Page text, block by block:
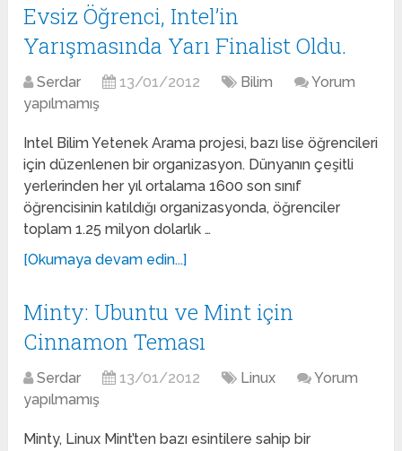
Evsiz Öğrenci, Intel’in
Yarışmasında Yarı Finalist Oldu.
Serdar 13/01/2012 Bilim
Yorum
yapılmamış
Intel Bilim Yetenek Arama projesi, bazı lise öğrencileri
için düzenlenen bir organizasyon. Dünyanın çeşitli
yerlerinden her yıl ortalama 1600 son sınıf
öğrencisinin katıldığı organizasyonda, öğrenciler
toplam 1.25 milyon dolarlık …
[Okumaya devam edin...]
Minty: Ubuntu ve Mint için
Cinnamon Teması
Serdar 13/01/2012 Linux
Yorum
yapılmamış
Minty, Linux Mint’ten bazı esintilere sahip bir